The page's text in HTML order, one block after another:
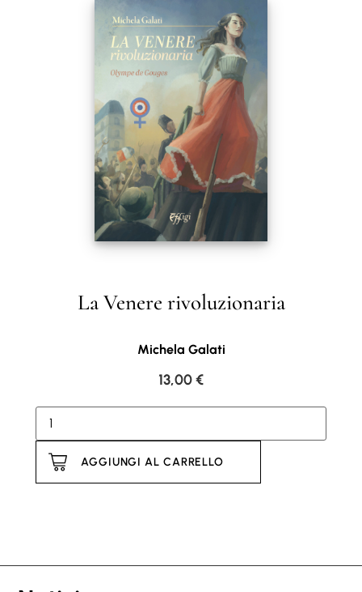
La Venere rivoluzionaria
Michela Galati
13,00€
AGGIUNGI AL CARRELLO